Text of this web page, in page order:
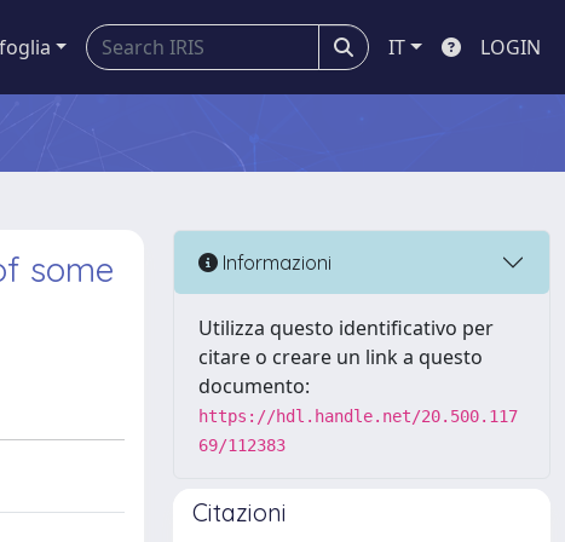
IT LOGIN
some
Informazioni
Utilizza questo identificativo per
citare o creare un link a questo
documento:
https://hdl.handle.net/20.500.117
69/112383
Citazioni